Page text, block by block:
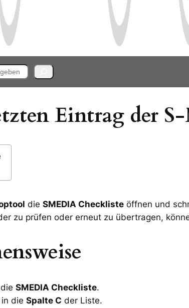
Eintrag der
die SMEDIA Checkliste öffnen und
zu prüfen oder erneut zu übertragen,
SMEDIA Checkliste.
die Spalte C der Liste.